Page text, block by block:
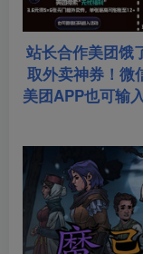
站长合作美团饿
取外卖神券！微
美团APP也可输